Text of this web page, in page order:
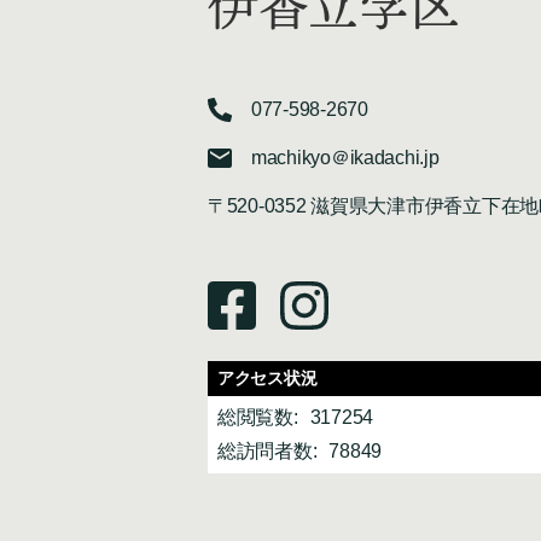
077-598-2670
machikyo＠ikadachi.jp
〒520-0352 滋賀県大津市伊香立下在
アクセス状況
総閲覧数:
317254
総訪問者数:
78849